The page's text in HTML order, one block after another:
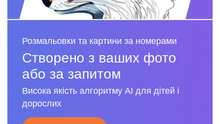
Розмальовки та картини за номерами
Створено з ваших фото
або за запитом
Висока якість алгоритму AI для дітей і
дорослих